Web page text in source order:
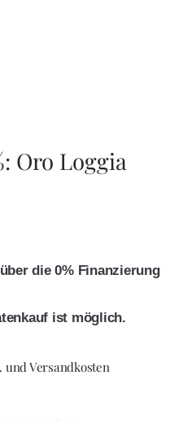
Oro Loggia
die 0% Finanzierung
ist möglich.
und Versandkosten